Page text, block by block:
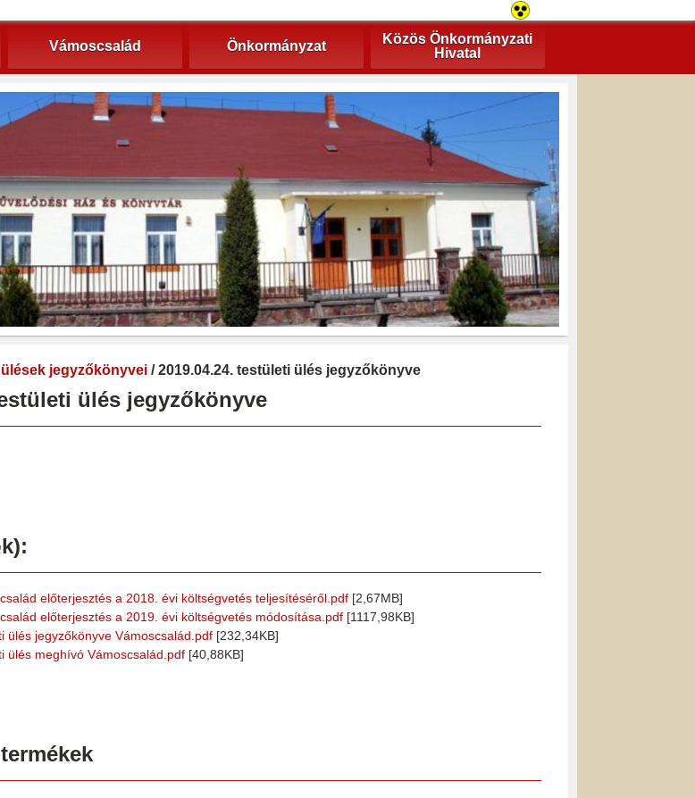
Vámoscsalád Önkormányzat
Közös Önkormányzati
Hivatal
jegyzőkönyvei / 2019.04.24. testületi ülés jegyzőkönyve
ülés jegyzőkönyve
előterjesztés a 2018. évi költségvetés teljesítéséről.pdf [2,67MB]
előterjesztés a 2019. évi költségvetés módosítása.pdf [1117,98KB]
ülés jegyzőkönyve Vámoscsalád.pdf [232,34KB]
ülés meghívó Vámoscsalád.pdf [40,88KB]